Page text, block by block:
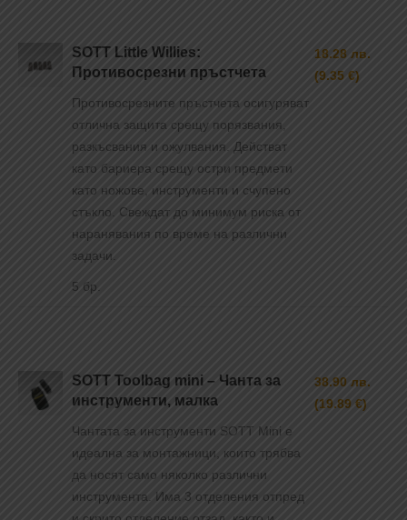
SOTT Little Willies:
Противосрезни пръстчета
Противосрезните пръстчета осигуряват
отлична защита срещу порязвания,
разкъсвания и ожулвания. Действат
като бариера срещу остри предмети
като ножове, инструменти и счупено
стъкло. Свеждат до минимум риска от
наранявания по време на различни
задачи.
5 бр.
18.28 лв.
(9.35 €)
SOTT Toolbag mini – Чанта за
инструменти, малка
Чантата за инструменти SOTT Mini е
идеална за монтажници, които трябва
да носят само няколко различни
инструмента. Има 3 отделения отпред
38.90 лв.
(19.89 €)